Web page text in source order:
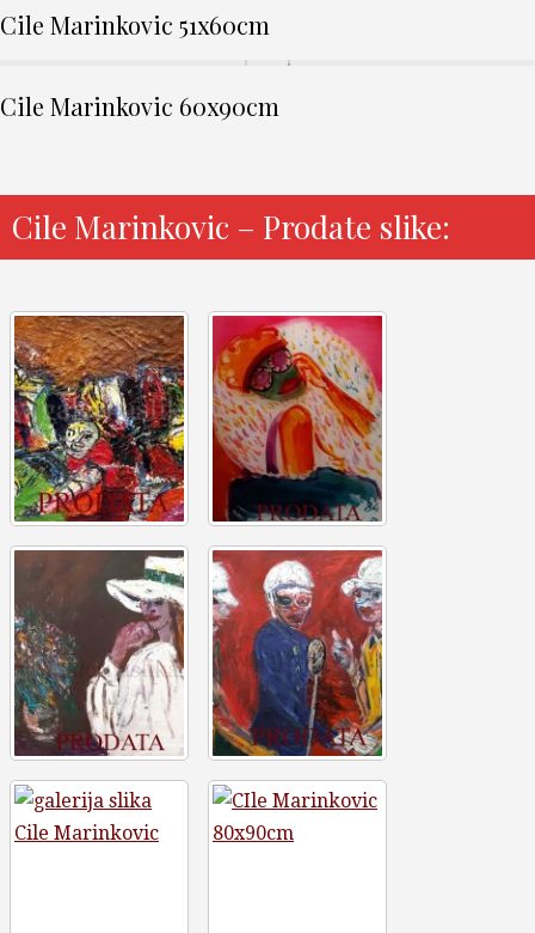
Cile Marinkovic 51x60cm
Cile Marinkovic 60x90cm
Cile Marinkovic – Prodate slike: